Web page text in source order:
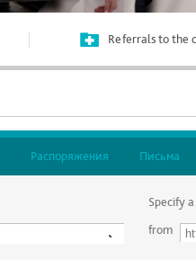
Referrals to the
Распоряжения Письма
Specify
from